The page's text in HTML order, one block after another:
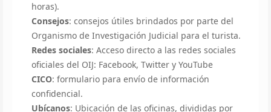
horas).
Consejos: consejos útiles brindados por parte del
Organismo de Investigación Judicial para el turista.
Redes sociales: Acceso directo a las redes sociales
oficiales del OIJ: Facebook, Twitter y YouTube
CICO: formulario para envío de información
confidencial.
Ubícanos: Ubicación de las oficinas, divididas por